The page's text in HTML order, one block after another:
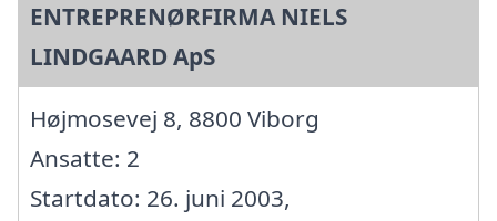
ENTREPRENØRFIRMA NIELS
LINDGAARD ApS
Højmosevej 8, 8800 Viborg
Ansatte: 2
Startdato: 26. juni 2003,